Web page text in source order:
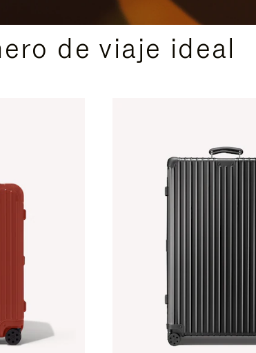
de viaje ideal